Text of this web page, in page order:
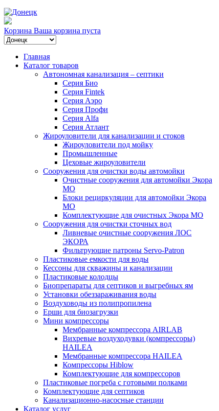
Корзина Ваша корзина пуста
Главная
Каталог товаров
Автономная канализация – септики
Серия Био
Серия Fintek
Серия Аэро
Серия Профи
Серия Alfa
Серия Атлант
Жироуловители для канализации и стоков
Жироуловители под мойку
Промышленные
Цеховые жироуловители
Сооружения для очистки воды автомойки
Очистные сооружения для автомойки Экора
МО
Блоки рециркуляции для автомойки Экора
МО
Комплектующие для очистных Экора МО
Сооружения для очистки сточных вод
Ливневые очистные сооружения ЛОС
ЭКОРА
Фильтрующие патроны Servo-Patron
Пластиковые емкости для воды
Кессоны для скважины и канализации
Пластиковые колодцы
Биопрепараты для септиков и выгребных ям
Установки обеззараживания воды
Воздуховоды из полипропилена
Ерши для биозагрузки
Мини компрессоры
Мембранные компрессора AIRLAB
Вихревые воздуходувки (компрессоры)
HAILEA
Мембранные компрессора HAILEA
Компрессоры Hiblow
Комплектующие для компрессоров
Пластиковые погреба с готовыми полками
Комплектующие для септиков
Канализационно-насосные станции
Каталог услуг